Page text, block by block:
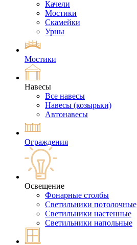
Качели
Мостики
Скамейки
Урны
Мостики
Навесы
Все навесы
Навесы (козырьки)
Автонавесы
Ограждения
Освещение
Фонарные столбы
Светильники потолочные
Светильники настенные
Светильники напольные